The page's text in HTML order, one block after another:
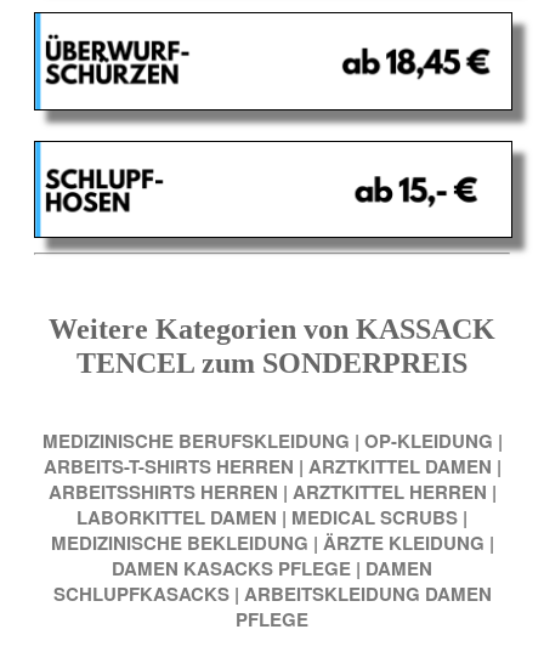
Weitere Kategorien von KASSACK
TENCEL zum SONDERPREIS
MEDIZINISCHE BERUFSKLEIDUNG | OP-KLEIDUNG |
ARBEITS-T-SHIRTS HERREN | ARZTKITTEL DAMEN |
ARBEITSSHIRTS HERREN | ARZTKITTEL HERREN |
LABORKITTEL DAMEN | MEDICAL SCRUBS |
MEDIZINISCHE BEKLEIDUNG | ÄRZTE KLEIDUNG |
DAMEN KASACKS PFLEGE | DAMEN
SCHLUPFKASACKS | ARBEITSKLEIDUNG DAMEN
PFLEGE